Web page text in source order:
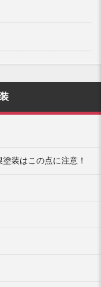
装はこの点に注意！